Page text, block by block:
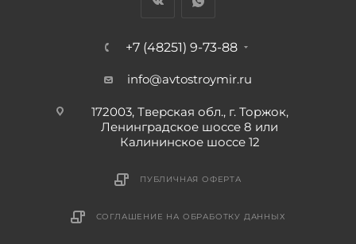
+7 (48251) 9-73-88
info@avtostroymir.ru
172003, Тверская обл., г. Торжок,
Ленинградское шоссе 8 или
Калининское шоссе 12
ПУБЛИЧНАЯ ОФЕРТА
СОГЛАШЕНИЕ НА ОБРАБОТКУ ДАННЫХ